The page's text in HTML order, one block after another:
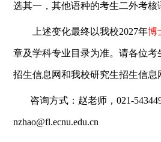
选其一，其他语种的考生二外考核
上述变化最终以我校2027年博
章及学科专业目录为准。请各位考
招生信息网和我校研究生招生信息
咨询方式：赵老师，021-
nzhao@fl.ecnu.edu.cn